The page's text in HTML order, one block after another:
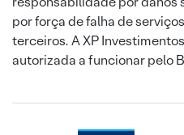
por força de falha de
terceiros. A XP
autorizada a funcionar pelo